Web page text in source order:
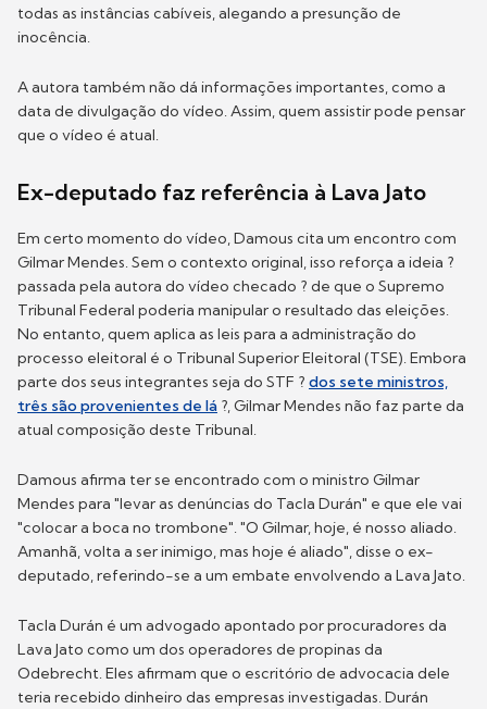
todas as instâncias cabíveis, alegando a presunção de
inocência.
A autora também não dá informações importantes, como a
data de divulgação do vídeo. Assim, quem assistir pode pensar
que o vídeo é atual.
Ex-deputado faz referência à Lava Jato
Em certo momento do vídeo, Damous cita um encontro com
Gilmar Mendes. Sem o contexto original, isso reforça a ideia ?
passada pela autora do vídeo checado ? de que o Supremo
Tribunal Federal poderia manipular o resultado das eleições.
No entanto, quem aplica as leis para a administração do
processo eleitoral é o Tribunal Superior Eleitoral (TSE). Embora
parte dos seus integrantes seja do STF ? dos sete ministros,
três são provenientes de lá ?, Gilmar Mendes não faz parte da
atual composição deste Tribunal.
Damous afirma ter se encontrado com o ministro Gilmar
Mendes para "levar as denúncias do Tacla Durán" e que ele vai
"colocar a boca no trombone". "O Gilmar, hoje, é nosso aliado.
Amanhã, volta a ser inimigo, mas hoje é aliado", disse o ex-
deputado, referindo-se a um embate envolvendo a Lava Jato.
Tacla Durán é um advogado apontado por procuradores da
Lava Jato como um dos operadores de propinas da
Odebrecht. Eles afirmam que o escritório de advocacia dele
teria recebido dinheiro das empresas investigadas. Durán